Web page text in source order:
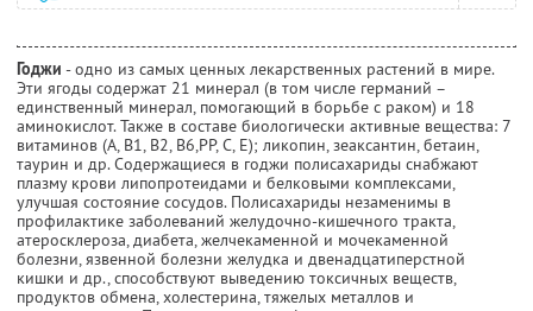
Годжи - одно из самых ценных лекарственных растений в мире.
Эти ягоды содержат 21 минерал (в том числе германий –
единственный минерал, помогающий в борьбе с раком) и 18
аминокислот. Также в составе биологически активные вещества: 7
витаминов (А, В1, В2, В6,РР, С, Е); ликопин, зеаксантин, бетаин,
таурин и др. Содержащиеся в годжи полисахариды снабжают
плазму крови липопротеидами и белковыми комплексами,
улучшая состояние сосудов. Полисахариды незаменимы в
профилактике заболеваний желудочно-кишечного тракта,
атеросклероза, диабета, желчекаменной и мочекаменной
болезни, язвенной болезни желудка и двенадцатиперстной
кишки и др., способствуют выведению токсичных веществ,
продуктов обмена, холестерина, тяжелых металлов и